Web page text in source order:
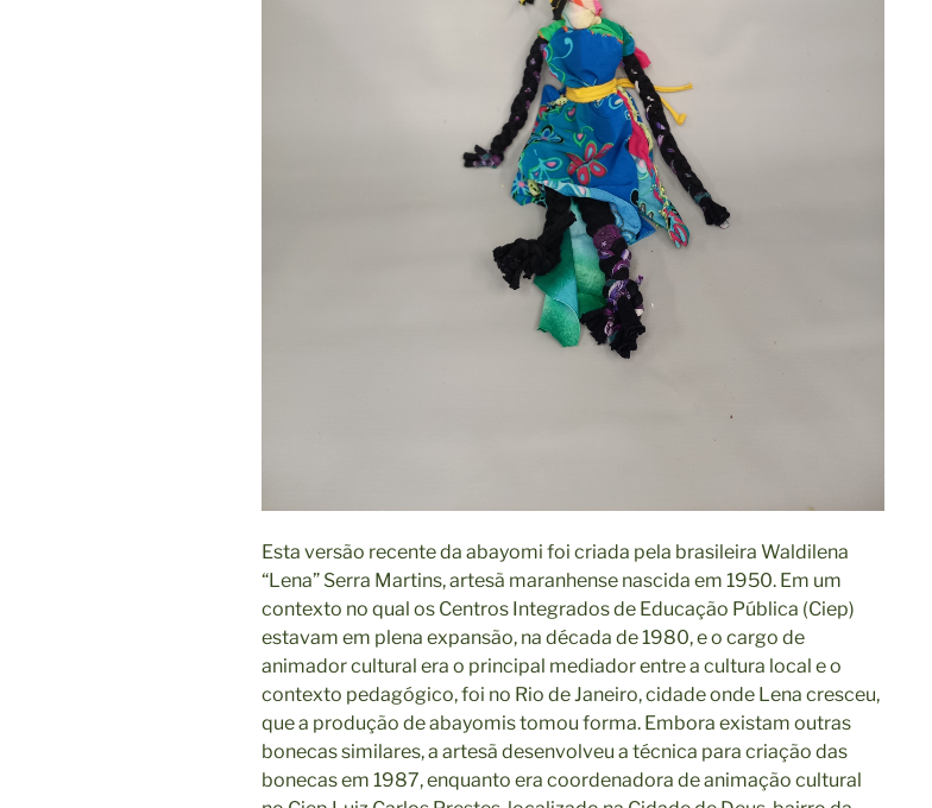
Esta versão recente da abayomi foi criada pela brasileira Waldilena
“Lena” Serra Martins, artesã maranhense nascida em 1950. Em um
contexto no qual os Centros Integrados de Educação Pública (Ciep)
estavam em plena expansão, na década de 1980, e o cargo de
animador cultural era o principal mediador entre a cultura local e o
contexto pedagógico, foi no Rio de Janeiro, cidade onde Lena cresceu,
que a produção de abayomis tomou forma. Embora existam outras
bonecas similares, a artesã desenvolveu a técnica para criação das
bonecas em 1987, enquanto era coordenadora de animação cultural